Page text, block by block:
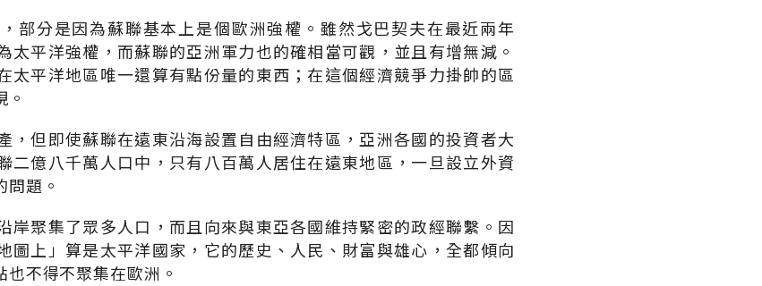
部分是因為蘇聯基本上是個歐洲強權。雖然戈巴契夫在最近兩年
太平洋強權，而蘇聯的亞洲軍力也的確相當可觀，並且有增無減。
太平洋地區唯一還算有點份量的東西；在這個經濟競爭力掛帥的區
，但即使蘇聯在遠東沿海設置自由經濟特區，亞洲各國的投資者大
二億八千萬人口中，只有八百萬人居住在遠東地區，一旦設立外資
題。
岸聚集了眾多人口，而且向來與東亞各國維持緊密的政經聯繫。因
圖上」算是太平洋國家，它的歷史、人民、財富與雄心，全都傾向
不得不聚集在歐洲。